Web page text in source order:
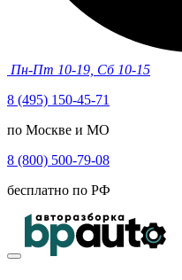
Пн-Пт 10-19, Сб 10-15
8 (495) 150-45-71
по Москве и МО
8 (800) 500-79-08
бесплатно по РФ